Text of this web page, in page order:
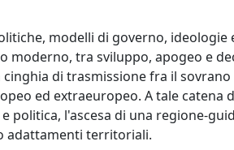
modelli di governo,
tra sviluppo, apogeo e
di trasmissione fra il
ed extraeuropeo. A tale catena
politica, l'ascesa di una regione-
adattamenti territoriali.